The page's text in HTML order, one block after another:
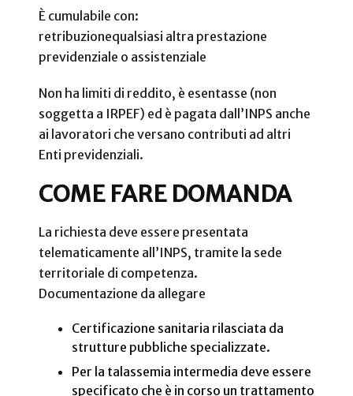
È cumulabile con:
retribuzionequalsiasi altra prestazione
previdenziale o assistenziale
Non ha limiti di reddito, è esentasse (non
soggetta a IRPEF) ed è pagata dall’INPS anche
ai lavoratori che versano contributi ad altri
Enti previdenziali.
COME FARE DOMANDA
La richiesta deve essere presentata
telematicamente all’INPS, tramite la sede
territoriale di competenza.
Documentazione da allegare
Certificazione sanitaria rilasciata da
strutture pubbliche specializzate.
Per la talassemia intermedia deve essere
specificato che è in corso un trattamento